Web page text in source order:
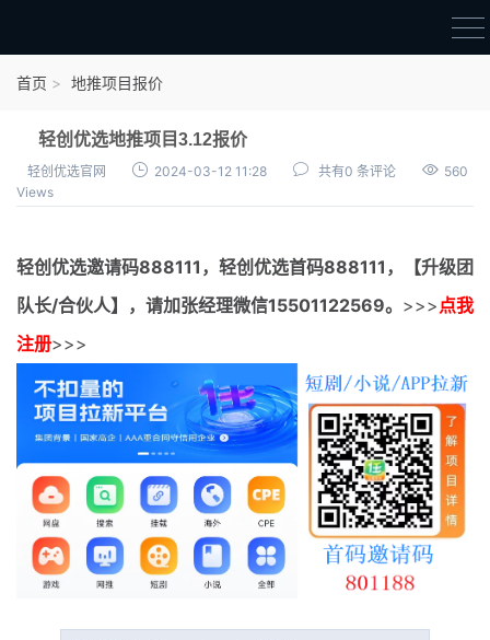
结算进度
团队长扶持
充场项目报价
无人直播
电商入门
最新通知
项目介绍
首页 地推项目报价
轻创优选地推项目3.12报价
轻创优选官网 2024-03-12 11:28 共有0 条评论
560
Views
轻创优选邀请码888111， 轻创优选首码888111，【升级团
队长/合伙人】，请加张经理微信15501122569。 >>>点我
注册>>>